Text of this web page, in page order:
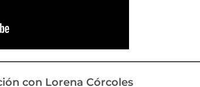
con Lorena Córcoles